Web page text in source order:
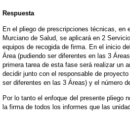
Respuesta
En el pliego de prescripciones técnicas, en
Murciano de Salud, se aplicará en 2
equipos de recogida de firma. En el inicio
Área (pudiendo ser diferentes en las 3
primera tarea de esta fase será realizar un
decidir junto con el responsable de
ser diferentes en las 3 Áreas) y el número
Por lo tanto el enfoque del presente pliego
la firma de todos los informes que las